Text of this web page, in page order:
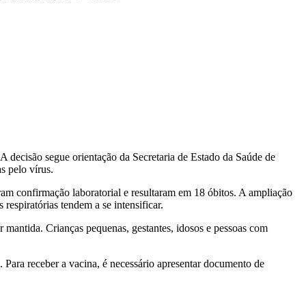
segue orientação da Secretaria de Estado da Saúde de
pelo vírus.
confirmação laboratorial e resultaram em 18 óbitos. A ampliação
tendem a se intensificar.
Crianças pequenas, gestantes, idosos e pessoas com
receber a vacina, é necessário apresentar documento de